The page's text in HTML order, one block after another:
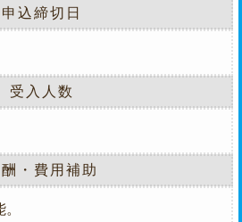
申込締切日
受入人数
・費用補助